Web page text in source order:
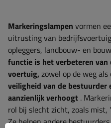
Markeringslampen vormen
uitrusting van
opleggers, landbouw- en
functie is het verbeteren
voertuig,zowel op de weg
veiligheid van de bestuurder
aanzienlijk verhoogt .
rol bij slecht zicht, zoals
Ze helpen andere